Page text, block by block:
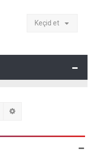
Keçid et
Axtar